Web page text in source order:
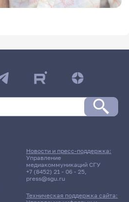
Новости и пресс-поддержка:
Управление
медиакоммуникаций СГУ
+7 (8452) 21 - 06 - 25,
press@sgu.ru
Техническая поддержка сайта: